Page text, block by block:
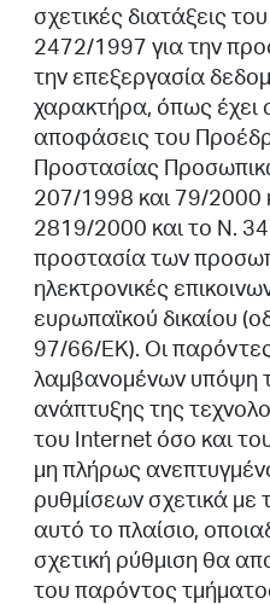
σχετικές διατάξεις
2472/1997 για την
την επεξεργασία
χαρακτήρα, όπως έχει
αποφάσεις του
Προστασίας
207/1998 και 79/2000
2819/2000 και το Ν.
προστασία των
ηλεκτρονικές
ευρωπαϊκού δικαίου
97/66/ΕΚ). Οι
λαμβανομένων υπόψη
ανάπτυξης της
του Internet όσο και
μη πλήρως
ρυθμίσεων σχετικά με
αυτό το πλαίσιο,
σχετική ρύθμιση θα
του παρόντος